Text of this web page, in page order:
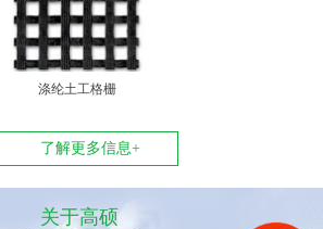
涤纶土工格栅
了解更多信息+
关于高硕